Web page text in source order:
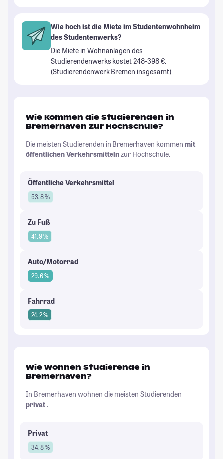
Wie hoch ist die Miete im Studentenwohnheim
des Studentenwerks?
Die Miete in Wohnanlagen des
Studierendenwerks kostet 248-398 €.
(Studierendenwerk Bremen insgesamt)
Wie kommen die Studierenden in
Bremerhaven zur Hochschule?
Die meisten Studierenden in Bremerhaven kommen mit
öffentlichen Verkehrsmittelnzur Hochschule.
Öffentliche Verkehrsmittel
53.8 %
Zu Fuß
41.9 %
Auto/Motorrad
29.6 %
Fahrrad
24.2 %
Wie wohnen Studierende in
Bremerhaven?
In Bremerhaven wohnen die meisten Studierenden
privat .
Privat
34.8 %